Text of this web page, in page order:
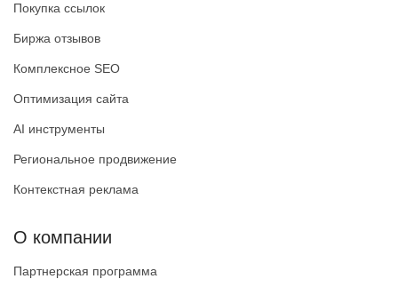
Покупка ссылок
Биржа отзывов
Комплексное SEO
Оптимизация сайта
AI инструменты
Региональное продвижение
Контекстная реклама
О компании
Партнерская программа